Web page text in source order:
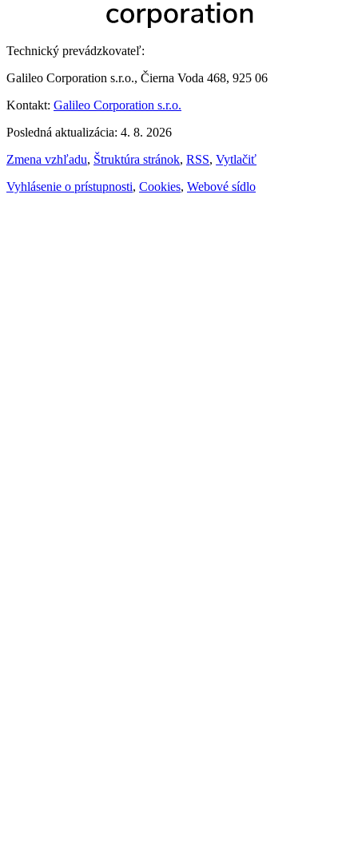
Technický prevádzkovateľ:
Galileo Corporation s.r.o., Čierna Voda 468, 925 06
Kontakt: Galileo Corporation s.r.o.
Posledná aktualizácia: 4. 8. 2026
Zmena vzhľadu, Štruktúra stránok, RSS, Vytlačiť
Vyhlásenie o prístupnosti, Cookies, Webové sídlo